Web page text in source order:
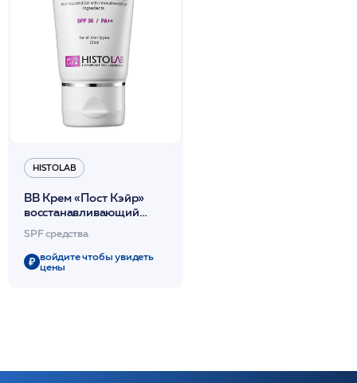
HISTOLAB
ВВ Крем «Пост Кэйр»
восстанавливающий
SPF35 /POST CARE SUN
BLEMISH BALM SPF35
50мл /HISTOLAB*
SPF средства
войдите чтобы увидеть
цены